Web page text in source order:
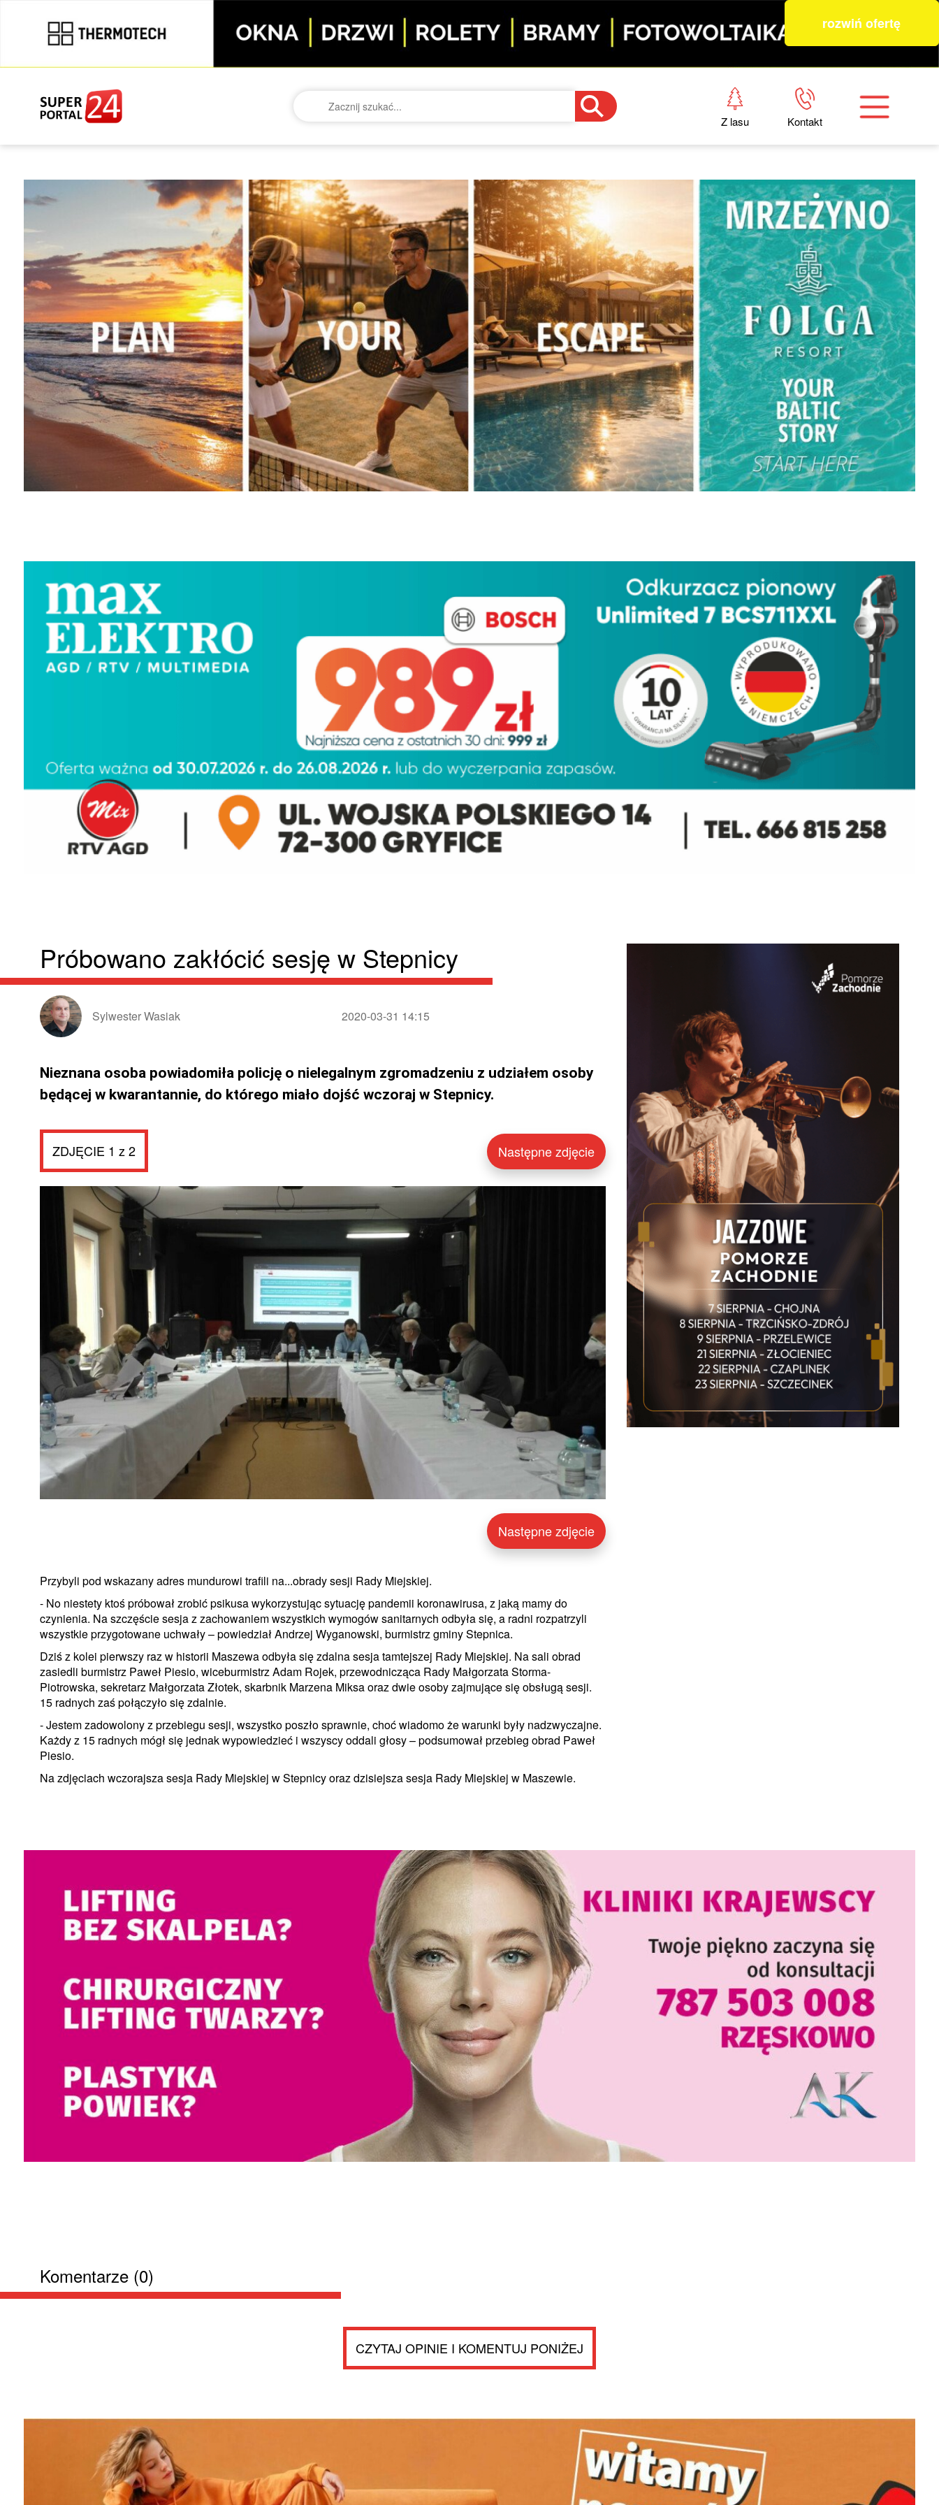
rozwiń ofertę
Z lasu Kontakt
Próbowano zakłócić sesję w Stepnicy
Sylwester Wasiak 2020-03-31 14:15
Nieznana osoba powiadomiła policję o nielegalnym zgromadzeniu z udziałem osoby
będącej w kwarantannie, do którego miało dojść wczoraj w Stepnicy.
ZDJĘCIE 1 z 2 Następne zdjęcie
Następne zdjęcie
Przybyli pod wskazany adres mundurowi trafili na...obrady sesji Rady Miejskiej.
- No niestety ktoś próbował zrobić psikusa wykorzystując sytuację pandemii koronawirusa, z jaką mamy do
czynienia. Na szczęście sesja z zachowaniem wszystkich wymogów sanitarnych odbyła się, a radni rozpatrzyli
wszystkie przygotowane uchwały – powiedział Andrzej Wyganowski, burmistrz gminy Stepnica.
Dziś z kolei pierwszy raz w historii Maszewa odbyła się zdalna sesja tamtejszej Rady Miejskiej. Na sali obrad
zasiedli burmistrz Paweł Piesio, wiceburmistrz Adam Rojek, przewodnicząca Rady Małgorzata Storma-
Piotrowska, sekretarz Małgorzata Złotek, skarbnik Marzena Miksa oraz dwie osoby zajmujące się obsługą sesji.
15 radnych zaś połączyło się zdalnie.
- Jestem zadowolony z przebiegu sesji, wszystko poszło sprawnie, choć wiadomo że warunki były nadzwyczajne.
Każdy z 15 radnych mógł się jednak wypowiedzieć i wszyscy oddali głosy – podsumował przebieg obrad Paweł
Piesio.
Na zdjęciach wczorajsza sesja Rady Miejskiej w Stepnicy oraz dzisiejsza sesja Rady Miejskiej w Maszewie.
Komentarze (0)
CZYTAJ OPINIE I KOMENTUJ PONIŻEJ